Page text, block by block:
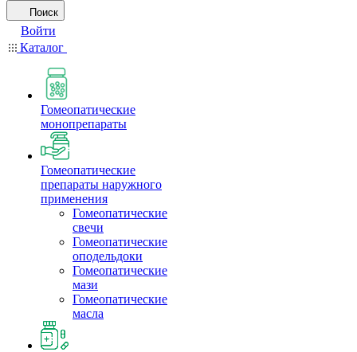
Поиск
Войти
Каталог
Гомеопатические
монопрепараты
Гомеопатические
препараты наружного
применения
Гомеопатические
свечи
Гомеопатические
оподельдоки
Гомеопатические
мази
Гомеопатические
масла